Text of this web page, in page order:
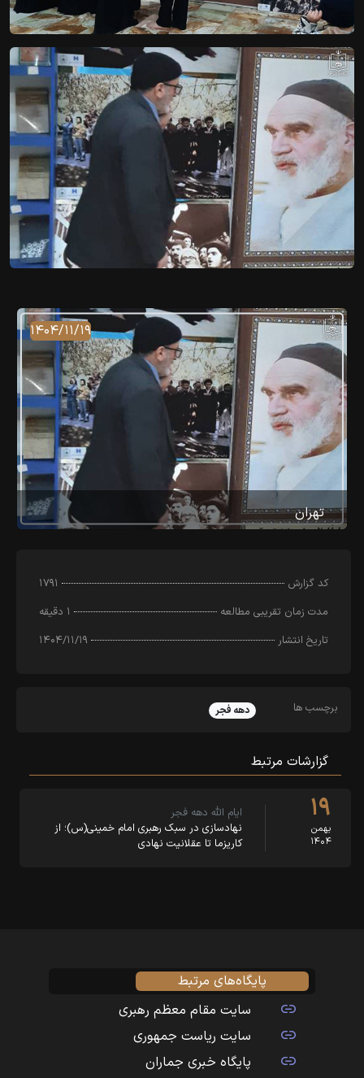
۱۴۰۴/۱۱/۱۹
تهران
کد‌ گزارش
۱۷۹۱
مدت زمان تقریبی مطالعه
۱ دقیقه
تاریخ انتشار
۱۴۰۴/۱۱/۱۹
برچسب ها دهه فجر
گزارشات مرتبط
۱۹
بهمن
۱۴۰۴
ایام الله دهه فجر
نهادسازی در سبک رهبری امام خمینی(س)؛ از
کاریزما تا عقلانیت نهادی
پایگاه‌های مرتبط
سایت مقام معظم رهبری
سایت ریاست جمهوری
پایگاه خبری جماران